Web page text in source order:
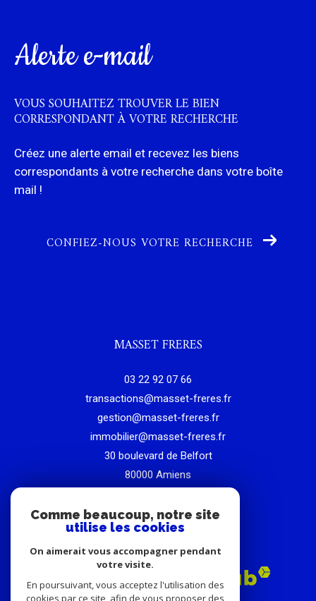
alerte e-mail
CORRESPONDANTÀ VOTRE RECHERCHE
correspondants à votre recherchedans votre boîte
mail !
transactions@masset-freres.fr
gestion@masset-freres.fr
immobilier@masset-freres.fr
30 boulevard de Belfort
80000
amiens
ADHÉRENTS
Comme beaucoup, notre site
utilise les cookies
On aimerait vous accompagner pendant
votre visite.
En poursuivant, vous acceptez l'utilisation des
cookies par ce site, afin de vous proposer des